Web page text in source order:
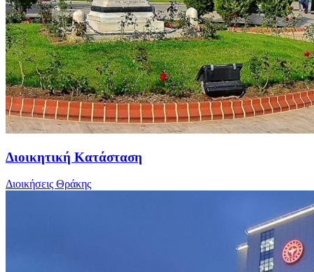
Διοικητική Κατάσταση
Διοικήσεις Θράκης